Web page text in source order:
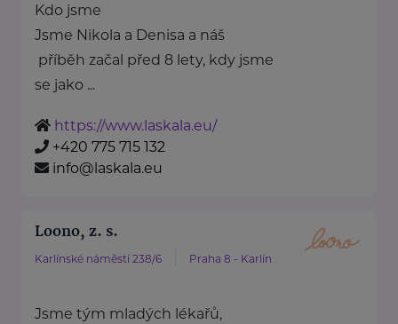
Kdo jsme
Jsme Nikola a Denisa a náš
příběh začal před 8 lety, kdy jsme
se jako ...
https://www.laskala.eu/
+420 775 715 132
info@laskala.eu
Loono, z. s.
Karlínské náměstí 238/6 Praha 8 - Karlín
Jsme tým mladých lékařů,